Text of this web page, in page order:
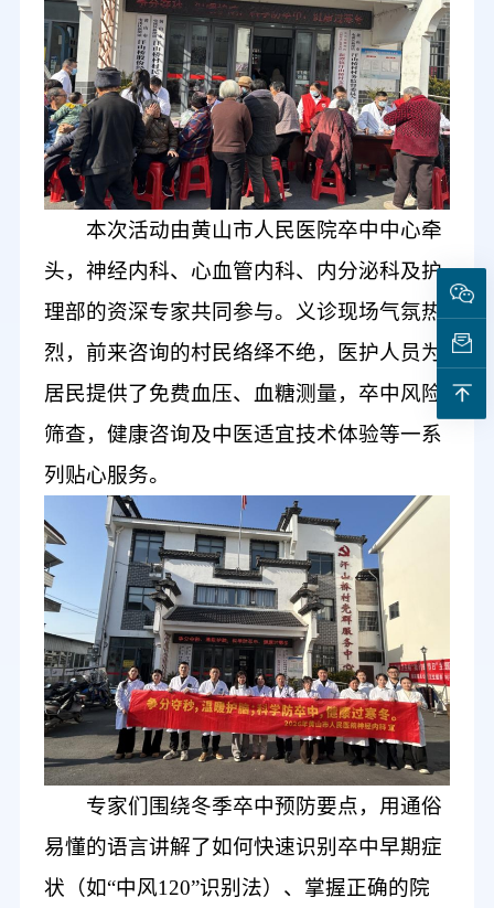
本次活动由黄山市人民医院卒中中心牵
头，神经内科、心血管内科、内分泌科及护
理部的资深专家共同参与。义诊现场气氛热
烈，前来咨询的村民络绎不绝，
医护人员为
居民提供了免费血压、血糖测量，卒中风险
筛查，健康咨询及中医适宜技术体验等一系
列贴心服务。
专家们围绕冬季卒中预防要点，用通俗
易懂的语言讲解了如何快速识别卒中早期症
状（如“中风120”识别法）、掌握正确的院